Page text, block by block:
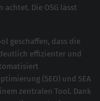
Die OSG lässt
geschaffen, dass die
effizienter und
(SEO) und SEA
zentralen Tool. Dank